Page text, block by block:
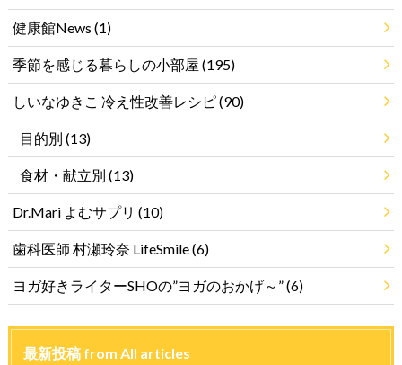
健康館News (1)
季節を感じる暮らしの小部屋 (195)
しいなゆきこ 冷え性改善レシピ(90)
目的別 (13)
食材・献立別 (13)
Dr.Mari よむサプリ (10)
歯科医師 村瀬玲奈 LifeSmile(6)
ヨガ好きライターSHOの”ヨガのおかげ～”(6)
最新投稿 from All articles